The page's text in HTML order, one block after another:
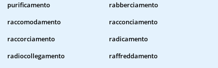
purificamento
rabberciamento
raccomodamento
racconciamento
raccorciamento
radicamento
radiocollegamento
raffreddamento